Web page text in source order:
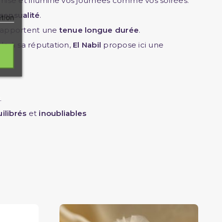
.
apportent unetenue longue durée.
à sa réputation, El Nabil propose ici une
.
et inoubliables